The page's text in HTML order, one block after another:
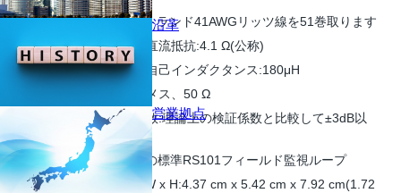
沿革
営業拠点
ループ構造:7ストランド41AWGリッツ線を51巻取ります
ループコイルの直流抵抗:4.1 Ω(公称)
ループコイルの自己インダクタンス:180μH
出力コネクタ:Nメス、50 Ω
アンテナ変換係数:理論上の検証係数と比較して±3dB以
MIL-STD-461Gの標準RS101フィールド監視ループ
機械的寸法:L x W x H:4.37 cm x 5.42 cm x 7.92 cm(1.72